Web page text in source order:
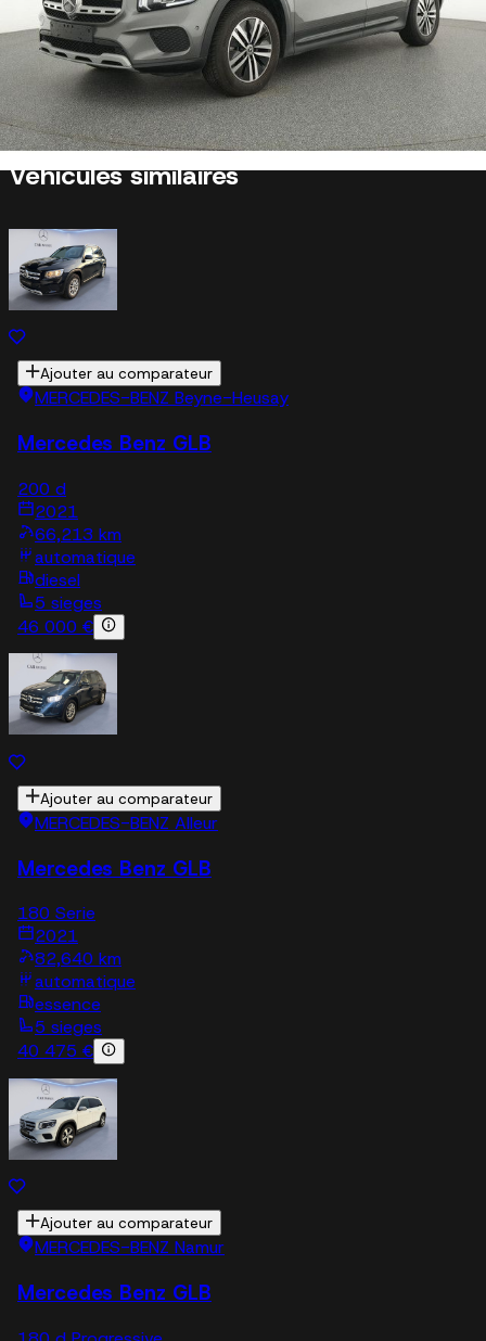
Estimer mon véhicule
En savoir plus
Véhicules similaires
Ajouter au comparateur
MERCEDES-BENZ Beyne-Heusay
Mercedes Benz GLB
200 d
2021
66,213 km
automatique
diesel
5 sieges
46 000 €
Ajouter au comparateur
MERCEDES-BENZ Alleur
Mercedes Benz GLB
180 Serie
2021
82,640 km
automatique
essence
5 sieges
40 475 €
Ajouter au comparateur
MERCEDES-BENZ Namur
Mercedes Benz GLB